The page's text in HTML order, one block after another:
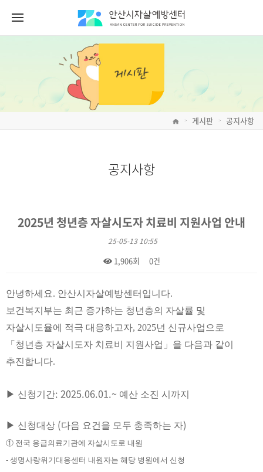
> 게시판 > 공지사항
공지사항
2025년 청년층 자살시도자 치료비 지원사업 안내
25-05-13 10:55
1,906회 0건
본문
안녕하세요. 안산시자살예방센터입니다.
보건복지부는 최근 증가하는 청년층의 자살률 및
자살시도율에 적극 대응하고자, 2025년 신규사업으로
「 청년층 자살시도자 치료비 지원사업 」 을 다음과 같이
추진합니다.
▶ 신청기간: 2025.06.01.~ 예산 소진 시까지
▶ 신청대상 (다음 요건을 모두 충족하는 자)
① 전국 응급의료기관에 자살시도로 내원
- 생명사랑위기대응센터 내원자는 해당 병원에서 신청